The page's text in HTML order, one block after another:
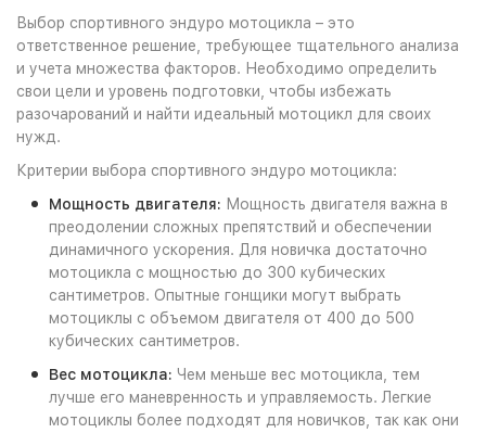
Выбор спортивного эндуро мотоцикла – это
ответственное решение, требующее тщательного анализа
и учета множества факторов. Необходимо определить
свои цели и уровень подготовки, чтобы избежать
разочарований и найти идеальный мотоцикл для своих
нужд.
Критерии выбора спортивного эндуро мотоцикла:
Мощность двигателя: Мощность двигателя важна в
преодолении сложных препятствий и обеспечении
динамичного ускорения. Для новичка достаточно
мотоцикла с мощностью до 300 кубических
сантиметров. Опытные гонщики могут выбрать
мотоциклы с объемом двигателя от 400 до 500
кубических сантиметров.
Вес мотоцикла: Чем меньше вес мотоцикла, тем
лучше его маневренность и управляемость. Легкие
мотоциклы более подходят для новичков, так как они